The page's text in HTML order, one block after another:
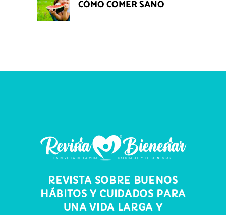
CÓMO COMER SANO
REVISTA SOBRE BUENOS
HÁBITOS Y CUIDADOS PARA
UNA VIDA LARGA Y